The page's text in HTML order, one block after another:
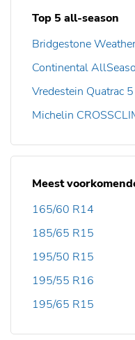
Top 5 all-season
Bridgestone
Continental
Vredestein Quatrac 5
Michelin
Meest
165/60 R14
185/65 R15
195/50 R15
195/55 R16
195/65 R15